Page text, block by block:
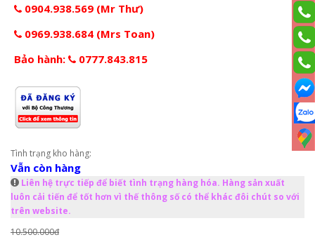
0904.938.569 (Mr Thư)
0969.938.684 (Mrs Toan)
Bảo hành:
0777.843.815
Tình trạng kho hàng:
Vẫn còn hàng
Liên hệ trực tiếp để biết tình trạng hàng hóa. Hàng sản xuất
luôn cải tiến để tốt hơn vì thế thông số có thể khác đôi chút so với
trên website.
10.500.000đ